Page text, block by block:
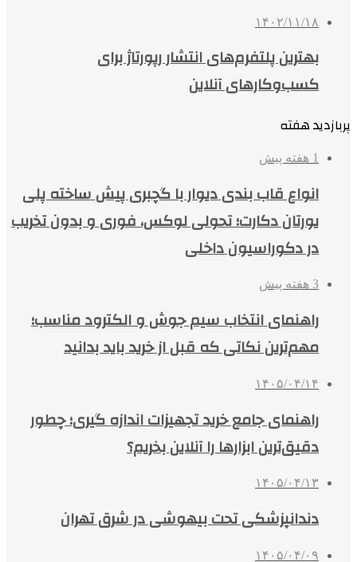
۱۴۰۲/۱۱/۱۸
بهترین پلتفرم‌های انتشار رپورتاژ برای
کسب‌وکارهای آنلاین
پربازدید هفته
1 هفته پیش
انواع قاب بندی دیوار با گچبری پیش ساخته پلی
یورتان دکارت؛ تحولی لوکس، فوری و بدون تخریب
در دکوراسیون داخلی
3 هفته پیش
راهنمای انتخاب سیم جوش و الکترود مناسب؛
مهم‌ترین نکاتی که قبل از خرید باید بدانید
۱۴۰۵/۰۴/۱۴
راهنمای جامع خرید تجهیزات اندازه گیری؛ چطور
دقیق‌ترین ابزارها را آنلاین بخریم؟
۱۴۰۵/۰۴/۱۳
دندانپزشکی تحت بیهوشی در شرق تهران
۱۴۰۵/۰۴/۰۹